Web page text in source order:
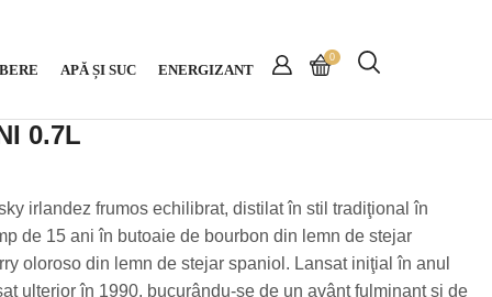
BERE APĂ ȘI SUC ENERGIZANT
0
0.7L
irlandez frumos echilibrat, distilat în stil tradiţional în
de 15 ani în butoaie de bourbon din lemn de stejar
oloroso din lemn de stejar spaniol. Lansat iniţial în anul
ulterior în 1990, bucurându-se de un avânt fulminant şi de